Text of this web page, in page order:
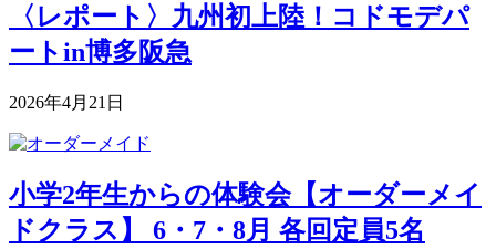
〈レポート〉九州初上陸！コドモデパ
ートin博多阪急
2026年4月21日
小学2年生からの体験会【オーダーメイ
ドクラス】 6・7・8月 各回定員5名